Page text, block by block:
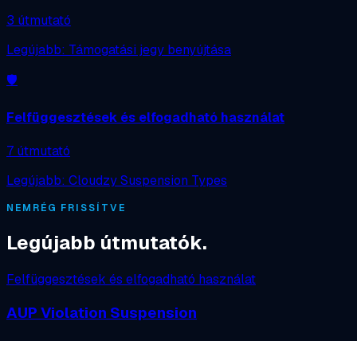
3 útmutató
Legújabb: Támogatási jegy benyújtása
🛡️
Felfüggesztések és elfogadható használat
7 útmutató
Legújabb: Cloudzy Suspension Types
NEMRÉG FRISSÍTVE
Legújabb útmutatók.
Felfüggesztések és elfogadható használat
AUP Violation Suspension